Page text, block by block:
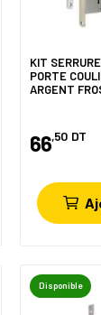
KIT
PORTE
ARGENT
66,50 DT
Disponible